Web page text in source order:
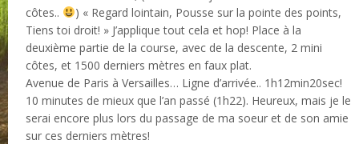
côtes..
) « Regard lointain, Pousse sur la pointe des points,
Tiens toi droit! » J’applique tout cela et hop! Place à la
deuxième partie de la course, avec de la descente, 2 mini
côtes, et 1500 derniers mètres en faux plat.
Avenue de Paris à Versailles… Ligne d’arrivée.. 1h12min20sec!
10 minutes de mieux que l’an passé (1h22). Heureux, mais je le
serai encore plus lors du passage de ma soeur et de son amie
sur ces derniers mètres!